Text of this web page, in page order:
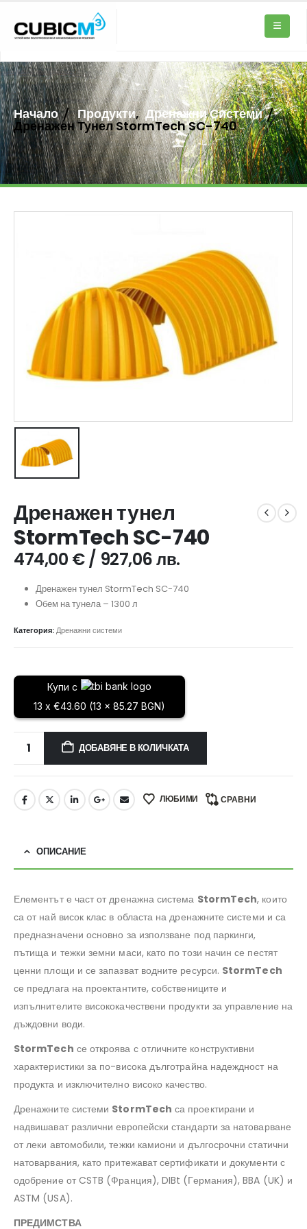
Начало Продукти, Дренажни Системи
Дренажен Тунел StormTech SC-740
Дренажен тунел
StormTech SC-740
474,00 €/ 927,06 лв.
Дренажен тунел StormTech SC-740
Обем на тунела – 1300 л
Категория:Дренажни системи
Купи с
13 x €43.60 (13 x 85.27 BGN)
ДОБАВЯНЕ В КОЛИЧКАТА
ЛЮБИМИ СРАВНИ
ОПИСАНИЕ
Елементът е част от дренажна система StormTech, които
са от най висок клас в областа на дренажните системи и са
предназначени основно за използване под паркинги,
пътища и тежки земни маси, като по този начин се пестят
ценни площи и се запазват водните ресурси. StormTech
се предлага на проектантите, собствениците и
изпълнителите висококачествени продукти за управление на
дъждовни води.
StormTech се откроява с отличните конструктивни
характеристики за по-висока дълготрайна надеждност на
продукта и изключително високо качество.
Дренажните системи StormTech са проектирани и
надвишават различни европейски стандарти за натоварване
от леки автомобили, тежки камиони и дългосрочни статични
натоварвания, като притежават сертификати и документи с
одобрение от CSTB (Франция), DIBt (Германия), BBA (UK) и
ASTM (USA).
ПРЕДИМСТВА